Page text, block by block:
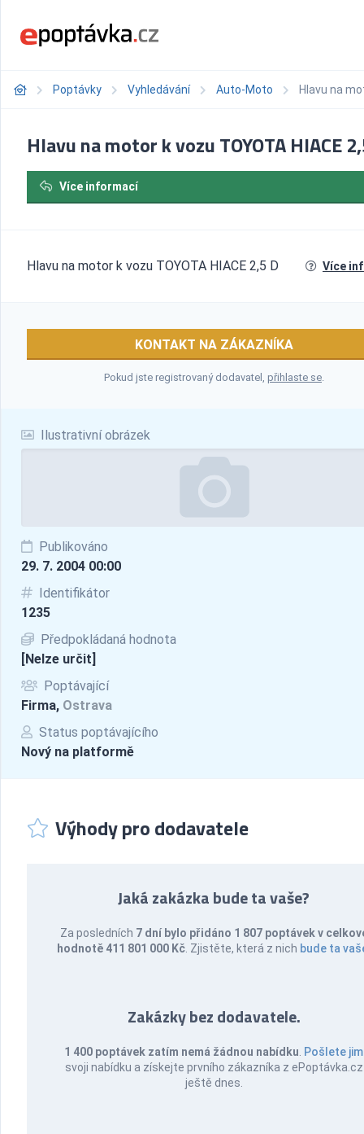
Poptávky Vyhledávání Auto-Moto Hlavu na
Ilustrativní obrázek
Publikováno
29. 7. 2004 00:00
Identifikátor
1235
Předpokládaná hodnota
[Nelze určit]
Poptávající
Firma, Ostrava
Status poptávajícího
Nový na platformě
Hlavu na motor k vozu TOYOTA HIACE
Více informací
Hlavu na motor k vozu TOYOTA HIACE 2,5 D Více
KONTAKT NA ZÁKAZNÍKA
Pokud jste registrovaný dodavatel, přihlaste se.
Výhody pro dodavatele
Jaká zakázka bude ta vaše?
Za posledních 7 dní bylo přidáno 1 807 poptávek v
hodnotě 411 801 000 Kč . Zjistěte, která z nich bude ta
Zakázky bez dodavatele.
1 400 poptávek zatím nemá žádnou nabídku Pošlete jim
svoji nabídku a získejte prvního zákazníka z ePoptávka.cz
ještě dnes.